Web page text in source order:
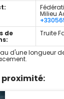
Milieu
de
Truite
d'une longueur
proximité: